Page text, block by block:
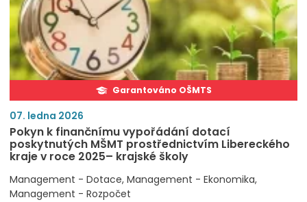
Garantováno OŠMTS
07. ledna 2026
Pokyn k finančnímu vypořádání dotací
poskytnutých MŠMT prostřednictvím Libereckého
kraje v roce 2025– krajské školy
Management - Dotace Management - Ekonomika
Management - Rozpočet